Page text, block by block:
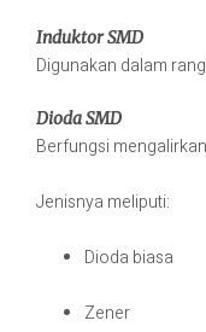
Induktor SMD
Digunakan dalam
Dioda SMD
Berfungsi
Jenisnya meliputi:
Dioda biasa
Zener